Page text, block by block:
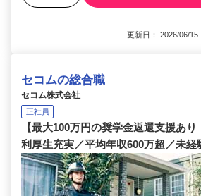
更新日： 2026/06/
セコムの総合職
セコム株式会社
正社員
【最大100万円の奨学金返還支援あ
利厚生充実／平均年収600万超／未経